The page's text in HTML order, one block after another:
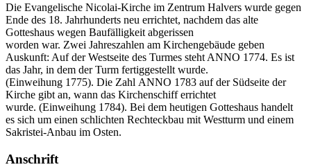
Die Evangelische Nicolai-Kirche im Zentrum Halvers wurde gegen
Ende des 18. Jahrhunderts neu errichtet, nachdem das alte
Gotteshaus wegen Baufälligkeit abgerissen
worden war. Zwei Jahreszahlen am Kirchengebäude geben
Auskunft: Auf der Westseite des Turmes steht ANNO 1774. Es ist
das Jahr, in dem der Turm fertiggestellt wurde.
(Einweihung 1775). Die Zahl ANNO 1783 auf der Südseite der
Kirche gibt an, wann das Kirchenschiff errichtet
wurde. (Einweihung 1784). Bei dem heutigen Gotteshaus handelt
es sich um einen schlichten Rechteckbau mit Westturm und einem
Sakristei-Anbau im Osten.
Anschrift